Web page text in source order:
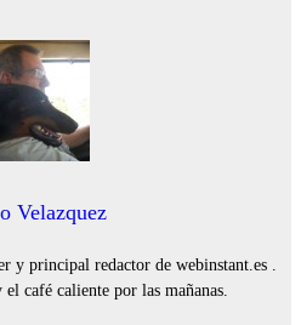
Velazquez
y principal redactor de webinstant.es .
café caliente por las mañanas.